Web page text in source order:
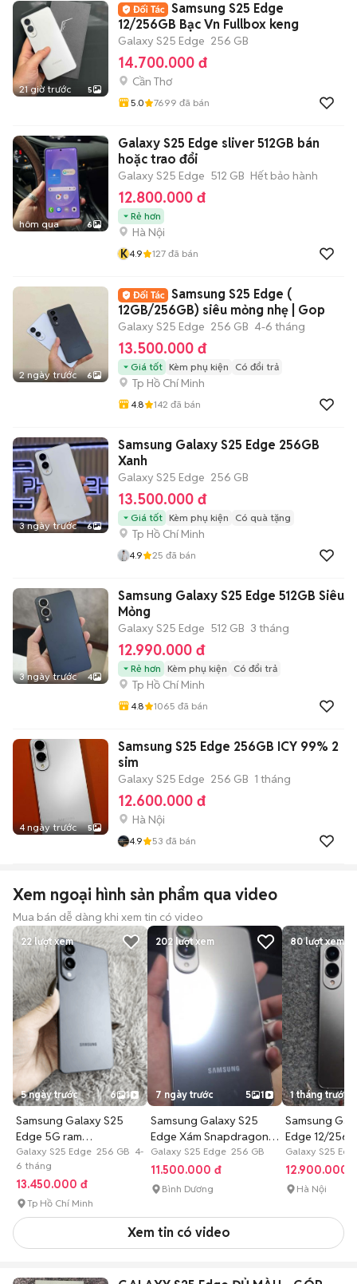
21 giờ trước 5
Samsung S25 Edge
12/256GB Bạc Vn Fullbox keng
Galaxy S25 Edge 256 GB
14.700.000 đ
Cần Thơ
5.0 7699 đã bán
hôm qua 6
Galaxy S25 Edge sliver 512GB bán
hoặc trao đổi
Galaxy S25 Edge 512 GB Hết bảo hành
12.800.000 đ
Rẻ hơn
Hà Nội
K4.9 127 đã bán
2 ngày trước 6
Samsung S25 Edge (
12GB/256GB) siêu mỏng nhẹ | Gop
Galaxy S25 Edge 256 GB 4-6 tháng
13.500.000 đ
Giá tốt Kèm phụ kiện Có đổi trả
Tp Hồ Chí Minh
4.8 142 đã bán
3 ngày trước 6
Samsung Galaxy S25 Edge 256GB
Xanh
Galaxy S25 Edge 256 GB
13.500.000 đ
Giá tốt Kèm phụ kiện Có quà tặng
Tp Hồ Chí Minh
4.9 25 đã bán
3 ngày trước 4
Samsung Galaxy S25 Edge 512GB Siêu
Mỏng
Galaxy S25 Edge 512 GB 3 tháng
12.990.000 đ
Rẻ hơn Kèm phụ kiện Có đổi trả
Tp Hồ Chí Minh
4.8 1065 đã bán
4 ngày trước 5
Samsung S25 Edge 256GB ICY 99% 2
sim
Galaxy S25 Edge 256 GB 1 tháng
12.600.000 đ
Hà Nội
4.9 53 đã bán
Xem ngoại hình sản phẩm qua video
Mua bán dễ dàng khi xem tin có video
22lượt xem
5 ngày trước 6 1
Samsung Galaxy S25
Edge 5G ram
12/256GB.Màu Đen
Galaxy S25 Edge 256 GB 4-
6 tháng
13.450.000 đ
Tp Hồ Chí Minh
202 lượt xem
7 ngày trước 5 1
Samsung Galaxy S25
Edge Xám Snapdragon 8
Elite
Galaxy S25 Edge 256 GB
11.500.000 đ
Bình Dương
80lượt xem
1 tháng trước
Samsung
Edge 12/
Galaxy S25
12.900.000
Hà Nội
Xem tin có video